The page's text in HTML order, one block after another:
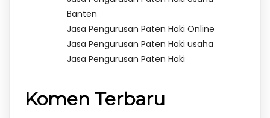
Banten
Jasa Pengurusan Paten Haki Online
Jasa Pengurusan Paten Haki usaha
Jasa Pengurusan Paten Haki
Komen Terbaru